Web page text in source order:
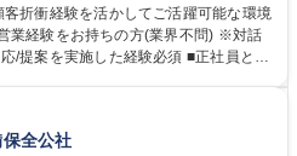
の検討・構築等 ≪業務紹介：ご応募前
www.mysite.bk.mufg.jp/career/circle/
折衝経験を活かしてご活躍可能な環境
業経験をお持ちの方(業界不問) ※対話
実施した経験必須 ■正社員とし
幅広いキャリアの選択肢があり、公募
が挑戦できるカルチャーが浸透してい
全公社